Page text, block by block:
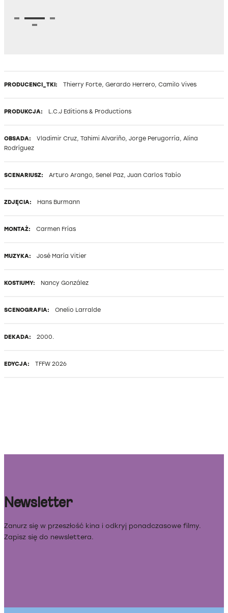
PRODUCENCI_TKI: Thierry Forte, Gerardo Herrero, Camilo Vives
PRODUKCJA: L.C.J Editions & Productions
OBSADA:
Vladimir Cruz, Tahimi Alvariño, Jorge Perugorría, Alina
Rodríguez
SCENARIUSZ: Arturo Arango, Senel Paz, Juan Carlos Tabío
ZDJĘCIA: Hans Burmann
MONTAŻ: Carmen Frías
MUZYKA: José María Vitier
KOSTIUMY: Nancy González
SCENOGRAFIA: Onelio Larralde
DEKADA: 2000.
EDYCJA: TFFW 2026
Newsletter
Zanurz się w przeszłość kina i odkryj ponadczasowe filmy.
Zapisz się do newslettera.